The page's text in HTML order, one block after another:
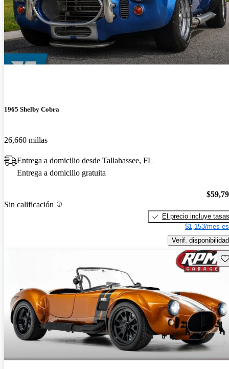
1965 Shelby Cobra
26,660 millas
Entrega a domicilio desde Tallahassee, FL
Entrega a domicilio gratuita
Sin calificación
El precio incluye tasas
$1,153/mes
Verif. disponibilidad